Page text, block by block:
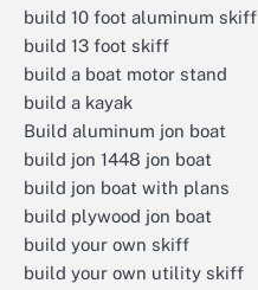
build 10 foot aluminum skiff
build 13 foot skiff
build a boat motor stand
build a kayak
Build aluminum jon boat
build jon 1448 jon boat
build jon boat with plans
build plywood jon boat
build your own skiff
build your own utility skiff